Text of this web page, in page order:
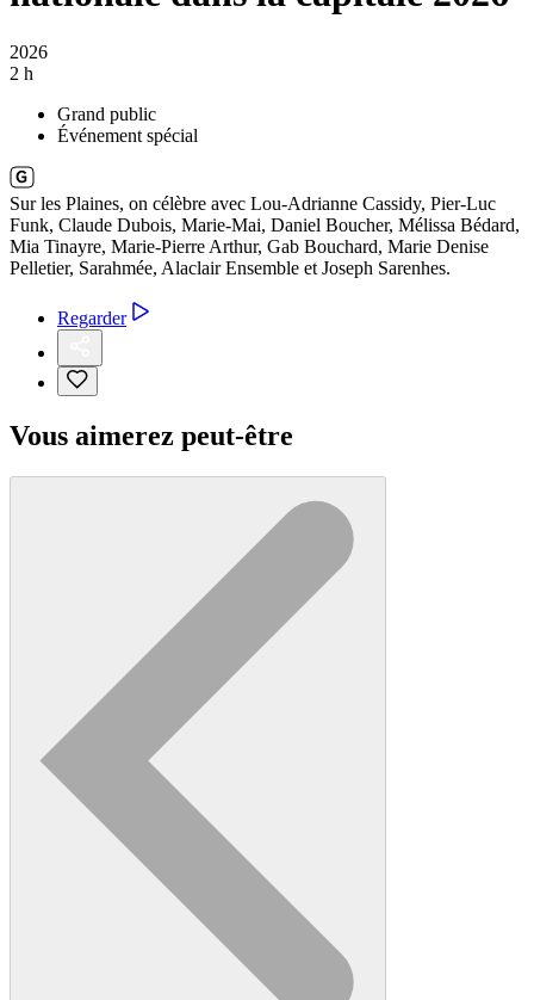
2026
2 h
Grand public
Événement spécial
Sur les Plaines, on célèbre avec Lou-Adrianne Cassidy, Pier-Luc
Funk, Claude Dubois, Marie-Mai, Daniel Boucher, Mélissa Bédard,
Mia Tinayre, Marie-Pierre Arthur, Gab Bouchard, Marie Denise
Pelletier, Sarahmée, Alaclair Ensemble et Joseph Sarenhes.
Regarder
Vous aimerez peut-être